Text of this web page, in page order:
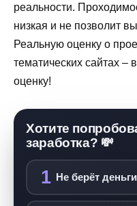
реальности.
низкая и не позволит
Реальную оценку о
тематических сайтах –
оценку!
Хотите
заработка? 💸
1 Не берёт